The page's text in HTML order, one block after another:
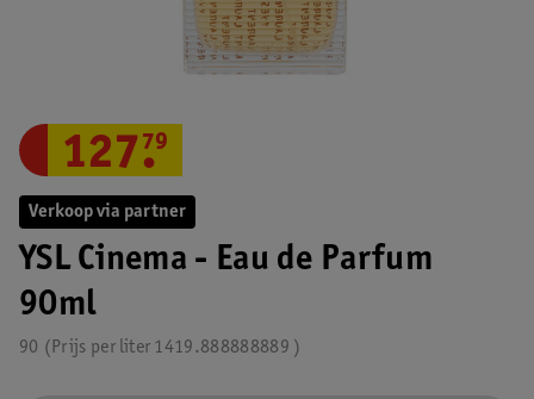
Verkoop via partner
YSL Cinema - Eau de Parfum
90ml
90 1419.888888889
Prijs per liter
127.
79